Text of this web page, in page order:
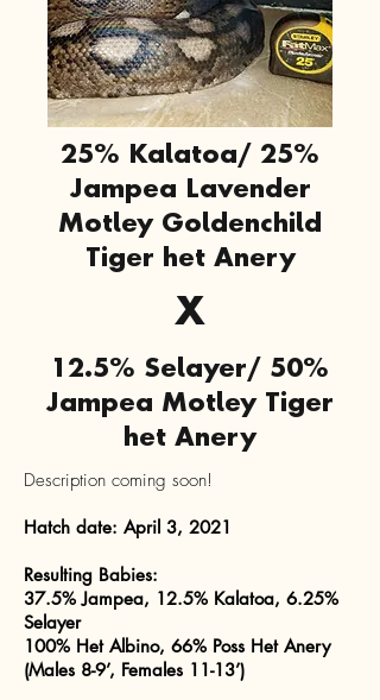
25% Kalatoa/ 25%
Jampea Lavender
Motley Goldenchild
Tiger het Anery
X
12.5% Selayer/ 50%
Jampea Motley Tiger
het Anery
Description coming soon!
Hatch date: April 3, 2021
Resulting Babies:
37.5% Jampea, 12.5% Kalatoa, 6.25%
Selayer
100% Het Albino, 66% Poss Het Anery
(Males 8-9’, Females 11-13’)